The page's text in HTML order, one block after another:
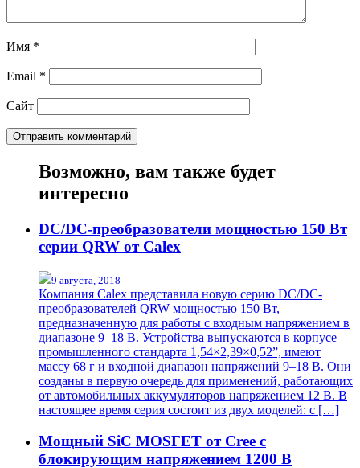
Имя *
Email *
Сайт
Возможно, вам также будет
интересно
DC/DC-преобразователи мощностью 150 Вт
серии QRW от Calex
9 августа, 2018
Компания Calex представила новую серию DC/DC-
преобразователей QRW мощностью 150 Вт,
предназначенную для работы с входным напряжением в
диапазоне 9–18 В. Устройства выпускаются в корпусе
промышленного стандарта 1,54×2,39×0,52”, имеют
массу 68 г и входной диапазон напряжений 9–18 В. Они
созданы в первую очередь для применений, работающих
от автомобильных аккумуляторов напряжением 12 В. В
настоящее время серия состоит из двух моделей: с […]
Мощный SiC MOSFET от Cree с
блокирующим напряжением 1200 В